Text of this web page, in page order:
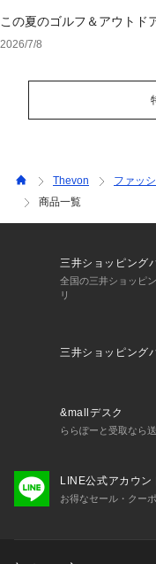
この夏のゴルフ＆アウトド
2026/7/8
Thevon ファッ
商品一覧
三井ショッピング
全国の三井ショッピ
リ
三井ショッピング
&mallデスク
ららぽーと受取なら
LINE公式アカウン
お得なセール・クー